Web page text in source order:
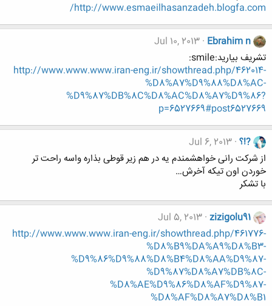
http://www.esmaeilhasanzadeh.blogfa.com/
Ebrahim n
Jul 10, 2013
تشریف بیارید:smile:
http://www.www.www.iran-eng.ir/showthread.php/462014-
%D8%A7%D9%88%D8%AC-
%D9%87%DB%8C%D8%AC%D8%A7%D9%86?
p=6527669#post6527669
?!؟ Jul 6, 2013
از شرکت رانی خواهشمندم یه در هم زیر قوطی بذاره واسه راحت تر
خوردن اون تیکه آخرش…
با تشکر
zizigolu91
Jul 5, 2013
http://www.www.www.iran-eng.ir/showthread.php/461776-
%D8%B9%DA%A9%D8%B3-
%D9%86%D9%88%D8%B4%D8%AA%D9%87-
%D9%87%D8%A7%DB%8C-
%D8%AE%D9%86%D8%AF%D9%87-
%D8%AF%D8%A7%D8%B1